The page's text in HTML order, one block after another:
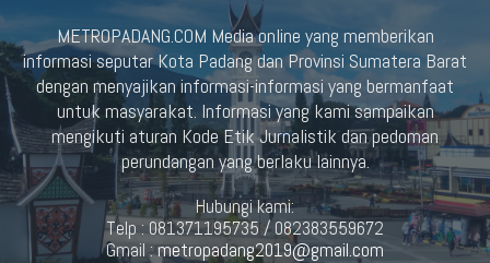
METROPADANG.COM Media online yang memberikan
informasi seputar Kota Padang dan Provinsi Sumatera Barat
dengan menyajikan informasi-informasi yang bermanfaat
untuk masyarakat. Informasi yang kami sampaikan
mengikuti aturan Kode Etik Jurnalistik dan pedoman
perundangan yang berlaku lainnya.
Hubungi kami:
Telp : 081371195735 / 082383559672
Gmail :metropadang2019@gmail.com